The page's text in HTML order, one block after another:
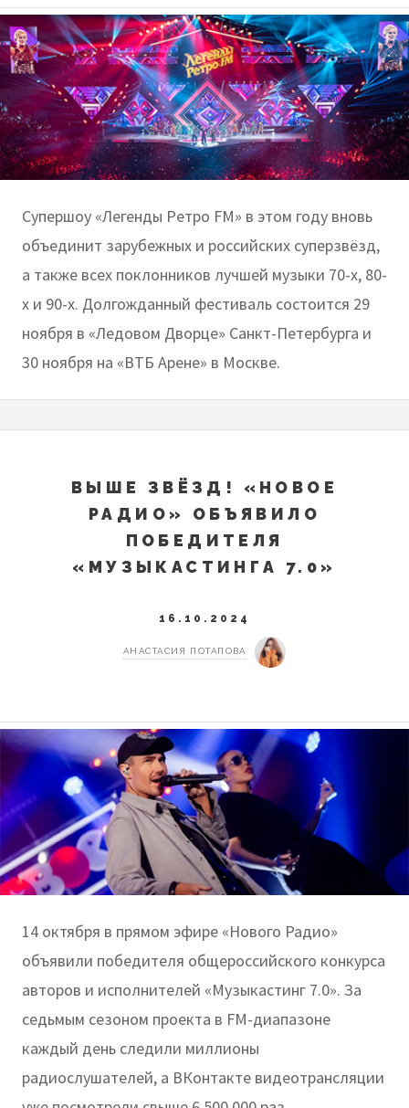
Супершоу «Легенды Ретро FM» в этом году вновь
объединит зарубежных и российских суперзвёзд,
а также всех поклонников лучшей музыки 70-х, 80-
х и 90-х. Долгожданный фестиваль состоится 29
ноября в «Ледовом Дворце» Санкт-Петербурга и
30 ноября на «ВТБ Арене» в Москве.
ВЫШЕ ЗВЁЗД! «НОВОЕ
РАДИО» ОБЪЯВИЛО
ПОБЕДИТЕЛЯ
«МУЗЫКАСТИНГА 7.0»
16.10.2024
АНАСТАСИЯ ПОТАПОВА
14 октября в прямом эфире «Нового Радио»
объявили победителя общероссийского конкурса
авторов и исполнителей «Музыкастинг 7.0». За
седьмым сезоном проекта в FM-диапазоне
каждый день следили миллионы
радиослушателей, а ВКонтакте видеотрансляции